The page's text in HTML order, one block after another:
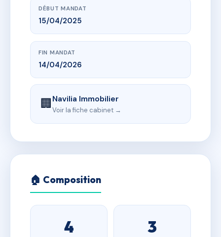
DÉBUT MANDAT
15/04/2025
FIN MANDAT
14/04/2026
🏢Navilia Immobilier
Voir la fiche cabinet →
🏠 Composition
4 3